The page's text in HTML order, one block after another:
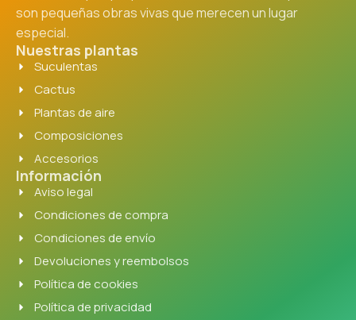
son pequeñas obras vivas que merecen un lugar
especial.
Nuestras plantas
Suculentas
Cactus
Plantas de aire
Composiciones
Accesorios
Información
Aviso legal
Condiciones de compra
Condiciones de envío
Devoluciones y reembolsos
Política de cookies
Política de privacidad